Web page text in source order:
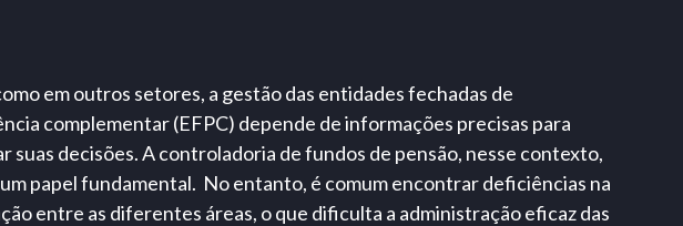
em outros setores, a gestão das entidades fechadas de
complementar (EFPC) depende de informações precisas para
suas decisões. A controladoria de fundos de pensão, nesse contexto,
papel fundamental. No entanto, é comum encontrar deficiências na
entre as diferentes áreas, o que dificulta a administração eficaz das